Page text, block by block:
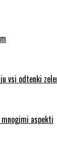
vsi odtenki
mnogimi aspekti